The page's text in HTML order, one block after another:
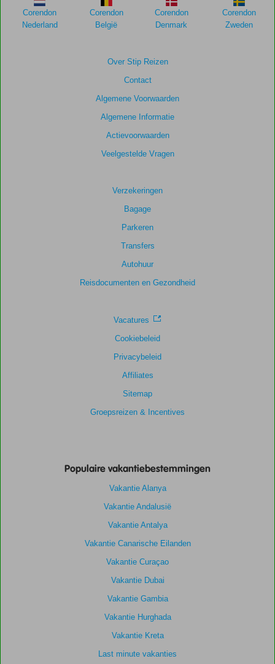
te
garanderen.
Kamers
7,6
Wifi kwaliteit
Over Stip Reizen
Contact
Algemene Voorwaarden
Algemene Informatie
Actievoorwaarden
Veelgestelde Vragen
Verzekeringen
Bagage
Parkeren
Transfers
Autohuur
Reisdocumenten en Gezondheid
Vacatures
Cookiebeleid
Privacybeleid
Affiliates
Sitemap
Groepsreizen & Incentives
Corendon
Nederland
Corendon
België
Corendon
Denmark
Corendon
Zweden
Populaire vakantiebestemmingen
Vakantie Alanya
Vakantie Andalusië
Vakantie Antalya
Vakantie Canarische Eilanden
Vakantie Curaçao
Vakantie Dubai
Vakantie Gambia
Vakantie Hurghada
Vakantie Kreta
Last minute vakanties